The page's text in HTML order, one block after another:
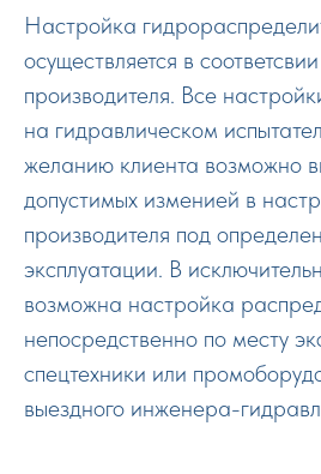
Настройка
осуществляется в
производителя. Все
на гидравлическом
желанию клиента возможно
допустимых изменией в
производителя под
эксплуатации. В
возможна настройка
непосредственно по месту
спецтехники или
выездного инженера-